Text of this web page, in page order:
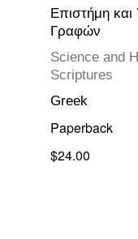
Επιστήμη και
Γραφών
Science and
Scriptures
Greek
Paperback
$24.00